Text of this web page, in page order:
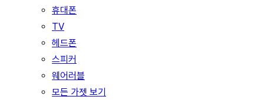
휴대폰
TV
헤드폰
스피커
웨어러블
모든 가젯 보기